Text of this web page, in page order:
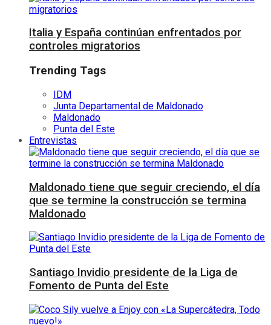
Italia y España continúan enfrentados por
controles migratorios
Trending Tags
IDM
Junta Departamental de Maldonado
Maldonado
Punta del Este
Entrevistas
Maldonado tiene que seguir creciendo, el día
que se termine la construcción se termina
Maldonado
Santiago Invidio presidente de la Liga de
Fomento de Punta del Este